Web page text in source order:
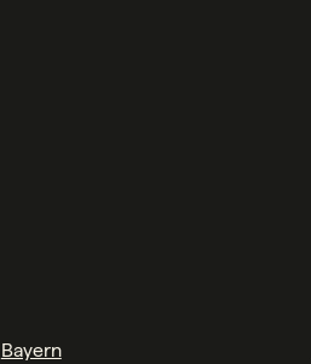
Bayern